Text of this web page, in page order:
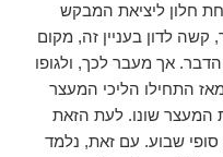
חלון ליציאת המבקש
לדון בעניין זה, מקום
אך מעבר לכך, ולגופו
התחילו הליכי המעצר
המעצר שונו. לעת הזאת
שבוע. עם זאת, נלמד